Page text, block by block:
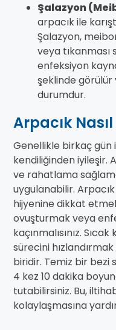
Şalazyon
arpacık ile
Şalazyon,
veya tıkanması
enfeksiyon
şeklinde
durumdur.
Arpacık
Genellikle birkaç gün
kendiliğinden iyileşir.
ve rahatlama
uygulanabilir.
hijyenine dikkat
ovuşturmak veya
kaçınmalısınız.
sürecini
biridir. Temiz bir bezi
4 kez 10 dakika
tutabilirsiniz. Bu,
kolaylaşmasına